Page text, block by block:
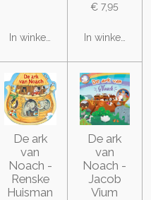
In winkelwagen
€ 7,95
In
De ark
van
Noach -
Renske
Huisman
De ark
van
Noach -
Jacob
Vium